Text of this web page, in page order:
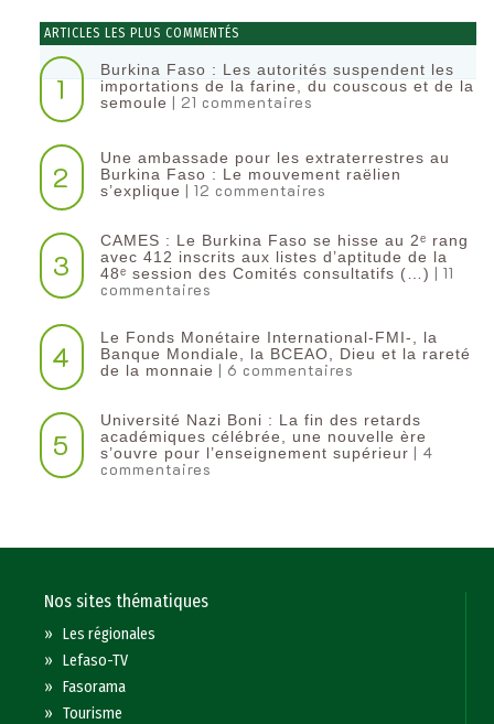
ARTICLES LES PLUS COMMENTÉS
1
Burkina Faso : Les autorités suspendent les
importations de la farine, du couscous et de la
semoule | 21 commentaires
2
Une ambassade pour les extraterrestres au
Burkina Faso : Le mouvement raëlien
s’explique | 12 commentaires
3
CAMES : Le Burkina Faso se hisse au 2ᵉ rang
avec 412 inscrits aux listes d’aptitude de la
48ᵉ session des Comités consultatifs (…) | 11
commentaires
4
Le Fonds Monétaire International-FMI-, la
Banque Mondiale, la BCEAO, Dieu et la rareté
de la monnaie | 6 commentaires
5
Université Nazi Boni : La fin des retards
académiques célébrée, une nouvelle ère
s’ouvre pour l’enseignement supérieur | 4
commentaires
Nos sites thématiques
»Les régionales
»Lefaso-TV
»Fasorama
»Tourisme